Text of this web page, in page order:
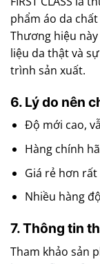
phẩm áo da
Thương hiệu
liệu da thật và
trình sản xuất.
6. Lý do nên
Độ mới cao,
Hàng chính
Giá rẻ hơn
Nhiều hàng
7. Thông tin
Tham khảo sản